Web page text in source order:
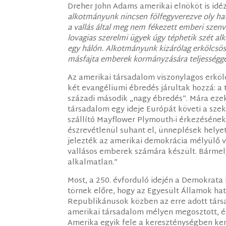
Dreher John Adams amerikai elnököt is
alkotmányunk nincsen fölfegyverezve oly
a vallás által meg nem fékezett emberi
lovagias szerelmi ügyek úgy téphetik szét
egy hálón. Alkotmányunk kizárólag
másfajta emberek kormányzására
Az amerikai társadalom viszonylagos
két evangéliumi ébredés járultak hozzá:
századi második „nagy ébredés”. Mára
társadalom egy ideje Európát követi a
szállító Mayflower Plymouth-i
észrevétlenül suhant el, ünneplések
jelezték az amerikai demokrácia mélyülő
vallásos emberek számára készült.
alkalmatlan.”
Most, a 250. évforduló idején a
törnek előre, hogy az Egyesült Államok
Republikánusok közben az erre adott
amerikai társadalom mélyen megosztott,
Amerika egyik fele a kereszténységben